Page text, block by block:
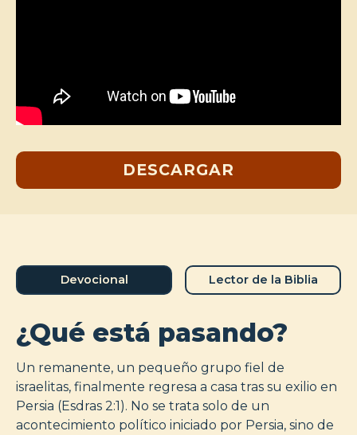
DESCARGAR
Devocional Lector de la Biblia
¿Qué está pasando?
Un remanente, un pequeño grupo fiel de
israelitas, finalmente regresa a casa tras su exilio en
Persia (Esdras 2:1). No se trata solo de un
acontecimiento político iniciado por Persia, sino de